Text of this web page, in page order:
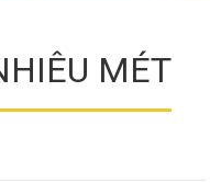
MÉT